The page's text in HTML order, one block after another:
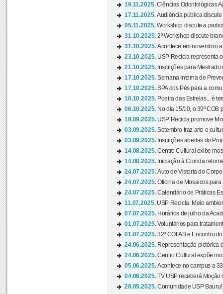
19.11.2025.Ciências Odontológicas
17.11.2025.Audiência pública
05.11.2025.Workshop discute a
31.10.2025.2º Workshop discute
31.10.2025.Acontece em novembro
23.10.2025. USP Recicla representa
21.10.2025. Inscrições para
17.10.2025.Semana Interna de
17.10.2025.SPA dos Pés para a
10.10.2025. Poeira das Estrelas... é
06.10.2025. No dia 15/10, o 39º COB
19.09.2025. USP Recicla promove
03.09.2025.Setembro traz arte e
03.09.2025. Inscrições abertas do
14.08.2025.Centro Cultural exibe
14.08.2025. Iniciação à Corrida
24.07.2025.Auto de Vistoria do
24.07.2025.Oficina de Mosaicos
24.07.2025.Calendário de Práticas
11.07.2025. USP Recicla: Meio
07.07.2025. Horários de julho da
01.07.2025.Voluntários para
01.07.2025.32º COFAB e Encontro
24.06.2025. Representação pictórica
24.06.2025.Centro Cultural expõe
05.06.2025.Acontece no campus a
04.06.2025.TV USP receberá Moção
28.05.2025.Comunidade USP Bauru!